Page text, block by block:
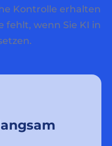
Kontrolle erhalten
fehlt, wenn Sie KI in